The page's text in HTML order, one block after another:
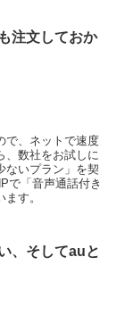
注文しておか
で、ネットで速度
、数社をお試しに
ないプラン」を契
で「音声通話付き
す。
、そしてauと